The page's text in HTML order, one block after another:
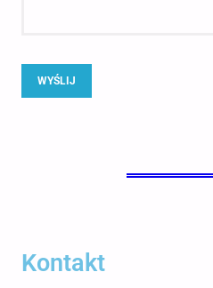
Kontakt